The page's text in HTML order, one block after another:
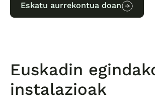
Eskatu aurrekontua doan
Euskadin
instalazioak